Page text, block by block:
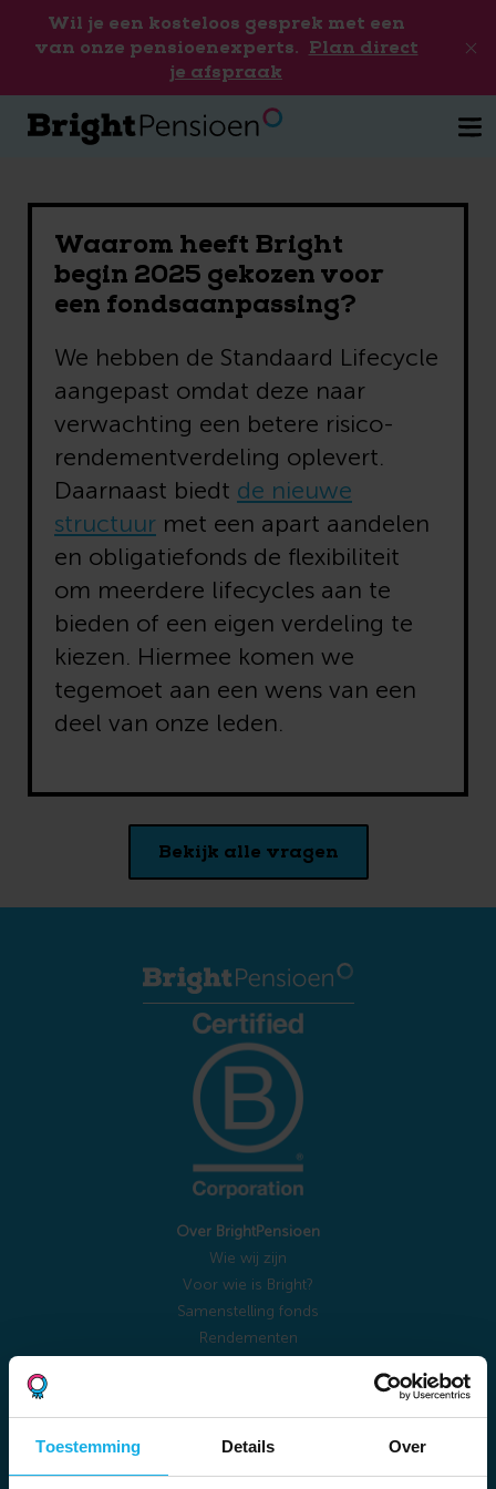
Toestemming Details Over
Wil je een kosteloos gesprek met een
van onze pensioenexperts. Plan direct
je afspraak
Waarom heeft Bright
begin 2025 gekozen voor
een fondsaanpassing?
We hebben de Standaard Lifecycle
aangepast omdat deze naar
verwachting een betere risico-
rendementverdeling oplevert.
Daarnaast biedt de nieuwe
structuur met een apart aandelen
en obligatiefonds de flexibiliteit
om meerdere lifecycles aan te
bieden of een eigen verdeling te
kiezen. Hiermee komen we
tegemoet aan een wens van een
deel van onze leden.
Bekijk alle vragen
Over BrightPensioen
Wie wij zijn
Voor wie is Bright?
Samenstelling fonds
Rendementen
Reviews
Belafspraak maken